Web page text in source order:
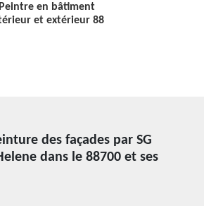
Peintre en bâtiment
et extérieur 88
des façades par SG
dans le 88700 et ses